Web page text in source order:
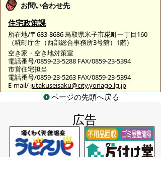
お問い合わせ先
住宅政策課
所在地/〒683-8686 鳥取県米子市糀町一丁目160
（糀町庁舎（西部総合事務所3号館）1階）
空き家・空き地対策室
電話番号/0859-23-5288 FAX/0859-23-5394
市営住宅担当
電話番号/0859-23-5263 FAX/0859-23-5394
E-mail/ jutakuseisaku@city.yonago.lg.jp
ページの先頭へ戻る
広告